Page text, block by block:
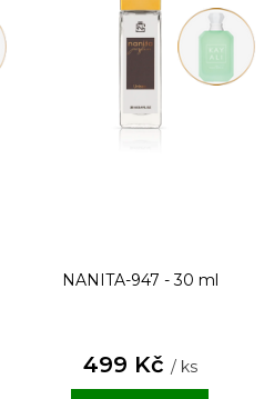
NANITA-947 - 30 ml
499 Kč / ks